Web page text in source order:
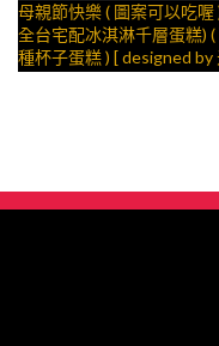
母親節快樂 ( 圖案可以吃
全台宅配冰淇淋千層蛋糕)
種杯子蛋糕 ) [ designed by